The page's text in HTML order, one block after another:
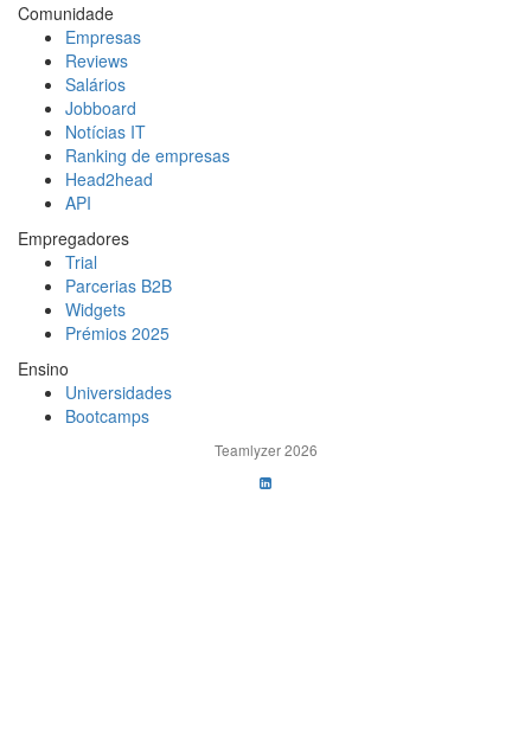
Comunidade
Empresas
Reviews
Salários
Jobboard
Notícias IT
Ranking de empresas
Head2head
API
Empregadores
Trial
Parcerias B2B
Widgets
Prémios 2025
Ensino
Universidades
Bootcamps
Teamlyzer 2026